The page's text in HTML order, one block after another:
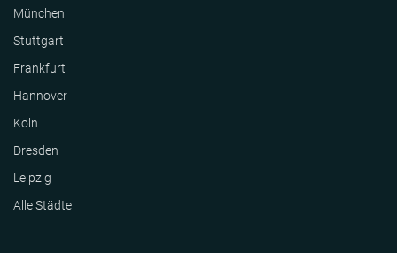
München
Stuttgart
Frankfurt
Hannover
Köln
Dresden
Leipzig
Alle Städte